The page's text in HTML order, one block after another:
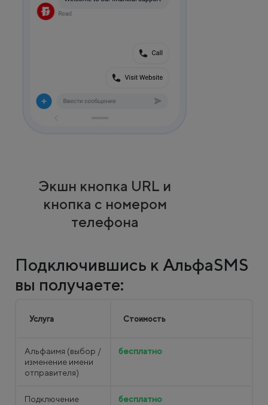
Экшн кнопка URL и
кнопка с номером
телефона
Подключившись к АльфаSMS
вы получаете:
Услуга Стоимость
Альфаимя (выбор /
изменение имени
отправителя)
бесплатно
Подключение бесплатно